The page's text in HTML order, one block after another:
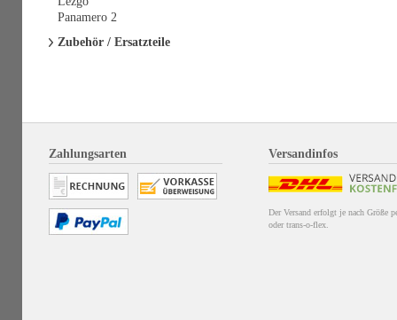
Panamero 2
Zubehör / Ersatzteile
Zahlungsarten Versandinfos
Der Versand erfolgt je nach Größe
oder trans-o-flex.